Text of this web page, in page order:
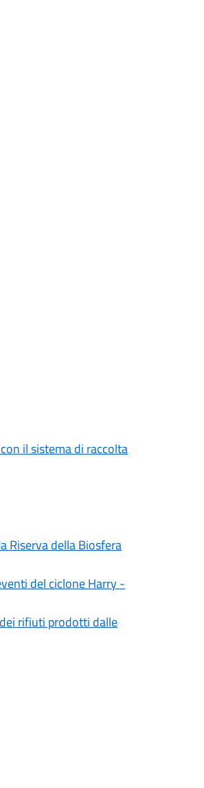
il sistema di raccolta
Riserva della Biosfera
del ciclone Harry -
rifiuti prodotti dalle